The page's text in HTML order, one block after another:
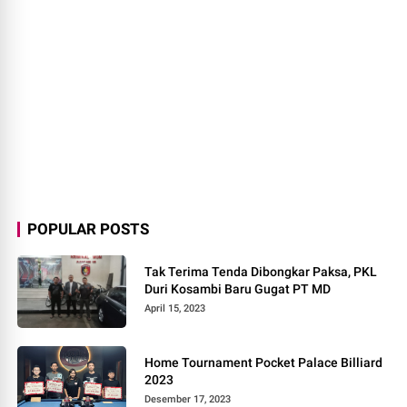
POPULAR POSTS
Tak Terima Tenda Dibongkar Paksa, PKL
Duri Kosambi Baru Gugat PT MD
April 15, 2023
Home Tournament Pocket Palace Billiard
2023
Desember 17, 2023